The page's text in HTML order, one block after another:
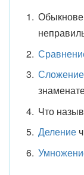
Что
Деление